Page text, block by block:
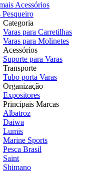
Acessórios
Pesqueiro
Categoria
Varas para Carretilhas
Varas para Molinetes
Acessórios
Suporte para Varas
Transporte
Tubo porta Varas
Organização
Expositores
Principais Marcas
Albatroz
Daiwa
Lumis
Marine Sports
Pesca Brasil
Saint
Shimano